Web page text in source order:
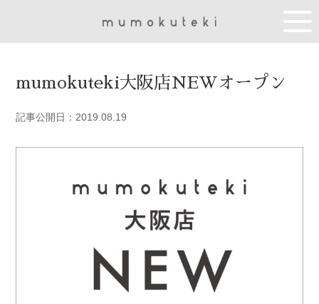
mumokuteki大阪店NEWオープン
記事公開日：2019.08.19